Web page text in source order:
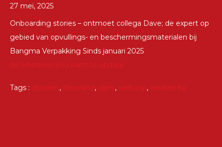
27 mei, 2025
Onboarding stories – ontmoet collega Dave; de expert op
gebied van opvullings- en beschermingsmaterialen bij
Bangma Verpakking Sinds januari 2025
do whatever you want to update
Tags : dronten, flevoland, sales, verkoop, werken bij